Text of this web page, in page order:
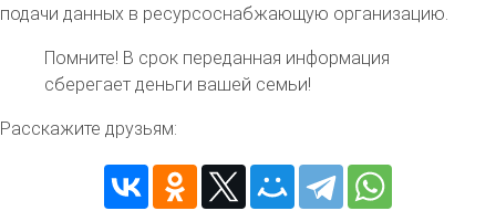
подачи данных в ресурсоснабжающую организацию.
Помните! В срок переданная информация
сберегает деньги вашей семьи!
Расскажите друзьям: